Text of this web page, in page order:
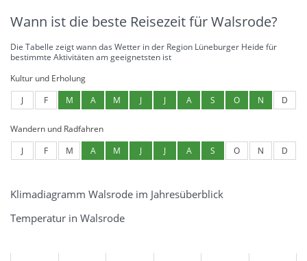
Wann ist die beste Reisezeit für Walsrode?
Die Tabelle zeigt wann das Wetter in der Region Lüneburger Heide für
bestimmte Aktivitäten am geeignetsten ist
Kultur und Erholung
J
F M A M J J A S O N D
Wandern und Radfahren
J
F M A M J J A S O N D
Klimadiagramm Walsrode im Jahresüberblick
Temperatur in Walsrode